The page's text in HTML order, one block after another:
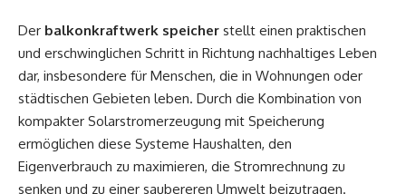
Der balkonkraftwerk speicher stellt einen praktischen
und erschwinglichen Schritt in Richtung nachhaltiges Leben
dar, insbesondere für Menschen, die in Wohnungen oder
städtischen Gebieten leben. Durch die Kombination von
kompakter Solarstromerzeugung mit Speicherung
ermöglichen diese Systeme Haushalten, den
Eigenverbrauch zu maximieren, die Stromrechnung zu
senken und zu einer saubereren Umwelt beizutragen.